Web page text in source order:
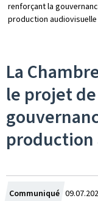
renforçant la
production audiovisuelle
La
le projet
Communiqué Crée